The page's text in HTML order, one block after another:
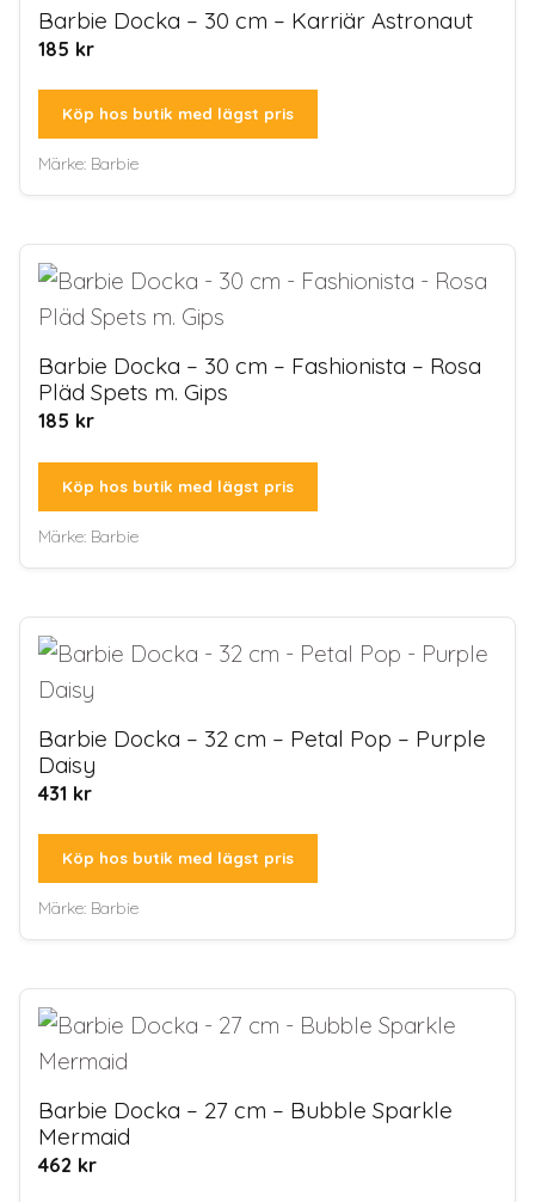
Barbie Docka – 30 cm – Karriär Astronaut
185 kr
Köp hos butik med lägst pris
Märke: Barbie
Barbie Docka – 30 cm – Fashionista – Rosa
Pläd Spets m. Gips
185 kr
Köp hos butik med lägst pris
Märke: Barbie
Barbie Docka – 32 cm – Petal Pop – Purple
Daisy
431 kr
Köp hos butik med lägst pris
Märke: Barbie
Barbie Docka – 27 cm – Bubble Sparkle
Mermaid
462 kr